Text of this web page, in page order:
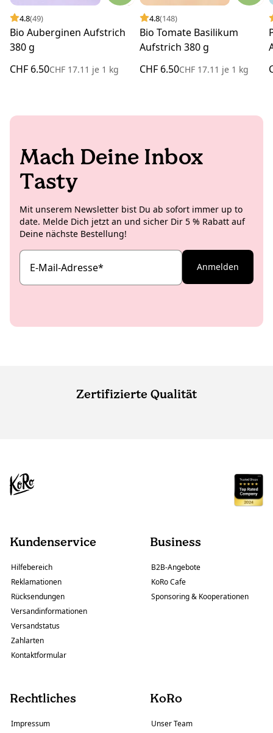
4.8(49)
Bio Auberginen Aufstrich
380 g
CHF 6.50CHF 17.11 je 1 kg
4.8(148)
Bio Tomate Basilikum
Aufstrich 380 g
CHF 6.50CHF 17.11 je1 kg
Mach Deine Inbox
Tasty
Mit unserem Newsletter bist Du ab sofort immer up to
date. Melde Dich jetzt an und sicher Dir 5 % Rabatt auf
Deine nächste Bestellung!
E-Mail-Adresse* Anmelden
Zertifizierte Qualität
Kundenservice
Hilfebereich
Reklamationen
Rücksendungen
Versandinformationen
Versandstatus
Zahlarten
Kontaktformular
Business
B2B-Angebote
KoRo Cafe
Sponsoring & Kooperationen
Rechtliches
Impressum
KoRo
Unser Team